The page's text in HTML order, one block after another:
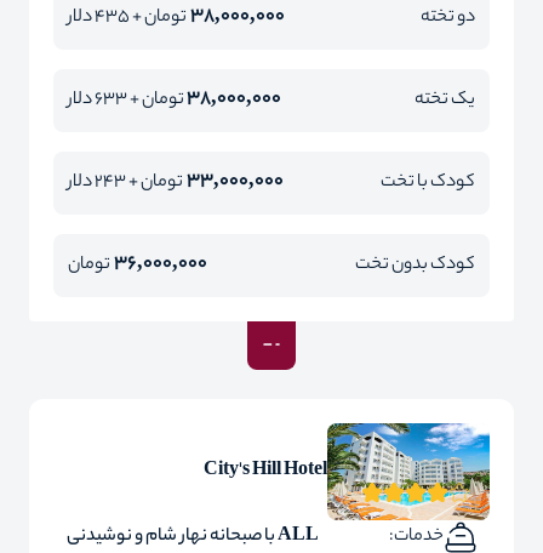
دو تخته 38,000,000تومان + 435 دلار
یک تخته 38,000,000تومان + 633 دلار
کودک با تخت 33,000,000تومان + 243 دلار
کودک بدون تخت 36,000,000تومان
City's Hill Hotel
خدمات:
ALL با صبحانه نهار شام و نوشیدنی